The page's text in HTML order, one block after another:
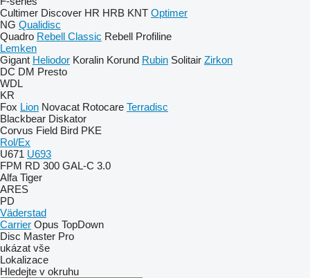
Cultimer Discover HR HRB KNT Optimer
NG Qualidisc
Quadro Rebell Classic Rebell Profiline
Lemken
Gigant Heliodor Koralin Korund Rubin Solitair Zirkon
DC DM Presto
WDL
KR
Fox Lion Novacat Rotocare Terradisc
Blackbear Diskator
Corvus Field Bird PKE
Rol/Ex
U671 U693
FPM RD 300 GAL-C 3.0
Alfa Tiger
ARES
PD
Väderstad
Carrier Opus TopDown
Disc Master Pro
ukázat vše
Lokalizace
Hledejte v okruhu